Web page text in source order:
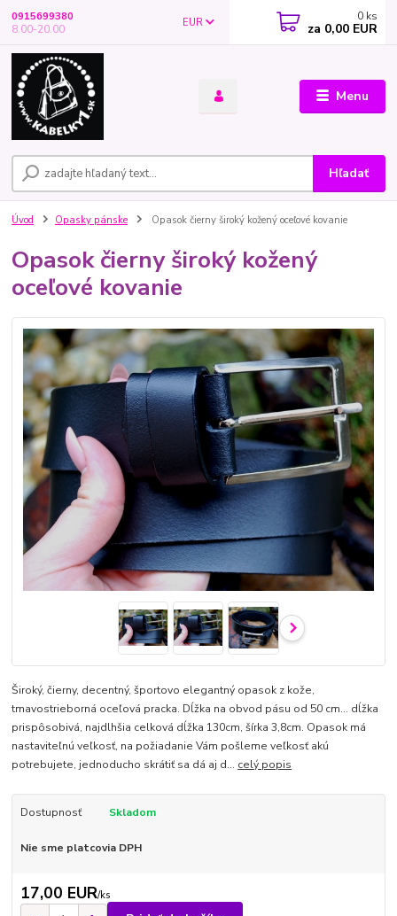
Menu
EUR
Hľadať
0915699380
8.00-20.00
0 ks
za 0,00 EUR
Úvod Opasky pánske Opasok čierny široký kožený oceľové kovanie
Opasok čierny široký kožený
oceľové kovanie
Široký, čierny, decentný, športovo elegantný opasok z kože,
tmavostrieborná oceľová pracka. Dĺžka na obvod pásu od 50 cm... dĺžka
prispôsobivá, najdlhšia celková dĺžka 130cm, šírka 3,8cm. Opasok má
nastaviteľnú veľkosť, na požiadanie Vám pošleme veľkosť akú
potrebujete, jednoducho skrátiť sa dá aj d... celý popis
Dostupnosť Skladom
Nie sme platcovia DPH
17,00 EUR/ks